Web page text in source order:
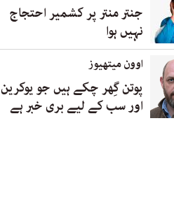
جنتر منتر پر کشمیر احتجاج
نہیں ہوا
اوون میتھیوز
پوتن گِھر چکے ہیں جو یوکرین
اور سب کے لیے بری خبر ہے